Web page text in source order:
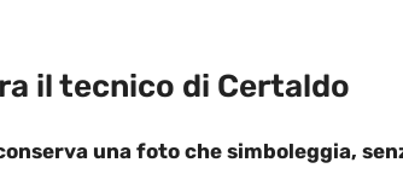
il tecnico di Certaldo
una foto che simboleggia,